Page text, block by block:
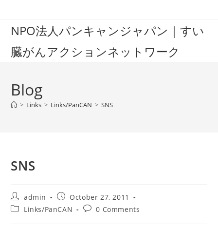
contentNPO法人パンキャンジャパン｜すい
臓がんアクションネットワーク
Blog
> Links > Links/PanCAN > SNS
SNS
Post
author:
admin
Post
published:
October 27, 2011
PostLinks/PanCAN
Post0 Comments